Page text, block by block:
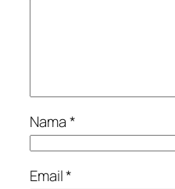
Nama*
Email*